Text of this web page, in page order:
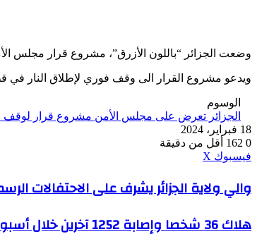
وضعت الجزائر “باللون الأزرق”، مشروع قرار مجلس
ويدعو مشروع القرار الى وقف فوري لإطلاق النار في
الوسوم
الجزائر تعرض على مجلس الأمن مشروع قرار لوقف
18 فبراير، 2024
0
أقل من دقيقة
فيسبوك ‫X
والي
ولاية
يشرف
والي ولاية الجزائر يشرف على الاحتفالات
هلاك
36
هلاك 36 شخصا وإصابة 1252 آخرين خلال أسبوع